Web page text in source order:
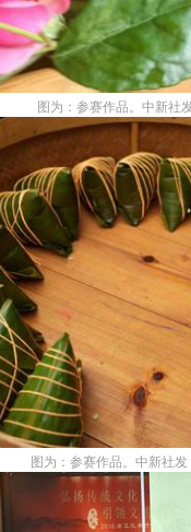
图为：参赛作品。中新社
图为：参赛作品。中新社